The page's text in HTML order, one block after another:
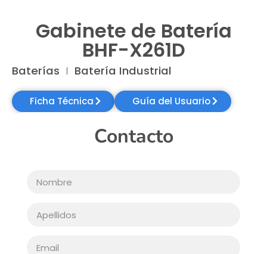
Gabinete de Batería
BHF-X261D
Baterías Batería Industrial
Ficha Técnica Guía del Usuario
Contacto